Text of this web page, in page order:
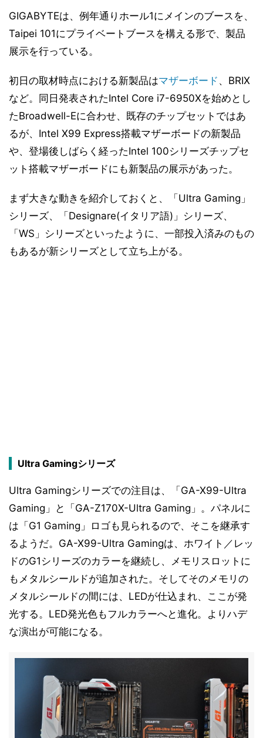
GIGABYTEは、例年通りホール1にメインのブースを、
Taipei 101にプライベートブースを構える形で、製品
展示を行っている。
初日の取材時点における新製品はマザーボード 、BRIX
など。同日発表されたIntel Core i7-6950Xを始めとし
たBroadwell-Eに合わせ、既存のチップセットではあ
るが、Intel X99 Express搭載マザーボードの新製品
や、登場後しばらく経ったIntel 100シリーズチップセ
ット搭載マザーボードにも新製品の展示があった。
まず大きな動きを紹介しておくと、「Ultra Gaming」
シリーズ、「Designare(イタリア語)」シリーズ、
「WS」シリーズといったように、一部投入済みのもの
もあるが新シリーズとして立ち上がる。
Ultra Gamingシリーズ
Ultra Gamingシリーズでの注目は、「GA-X99-Ultra
Gaming」と「GA-Z170X-Ultra Gaming」。パネルに
は「G1 Gaming」ロゴも見られるので、そこを継承す
るようだ。GA-X99-Ultra Gamingは、ホワイト／レッ
ドのG1シリーズのカラーを継続し、メモリスロットに
もメタルシールドが追加された。そしてそのメモリの
メタルシールドの間には、LEDが仕込まれ、ここが発
光する。LED発光色もフルカラーへと進化。よりハデ
な演出が可能になる。